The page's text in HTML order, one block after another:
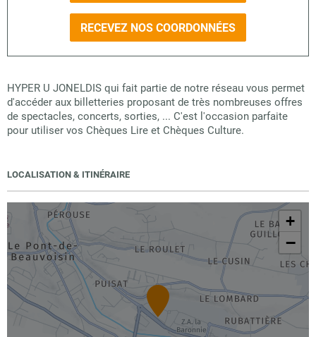
RECEVEZ NOS COORDONNÉES
HYPER U JONELDIS qui fait partie de notre réseau vous permet
d'accéder aux billetteries proposant de très nombreuses offres
de spectacles, concerts, sorties, ... C'est l'occasion parfaite
pour utiliser vos Chèques Lire et Chèques Culture.
LOCALISATION & ITINÉRAIRE
+
−